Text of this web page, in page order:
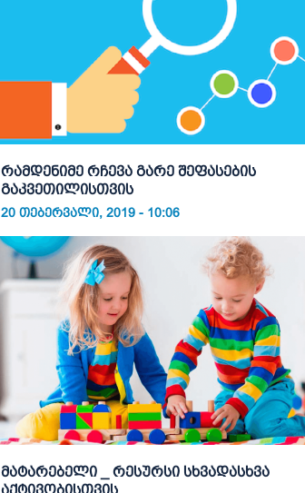
რამდენიმე რჩევა გარე შეფასების
გაკვეთილისთვის
20 ᲗᲔᲑᲔᲠᲕᲐᲚᲘ, 2019 - 10:06
მატარებელი _ რესურსი სხვადასხვა
აქტივობისთვის